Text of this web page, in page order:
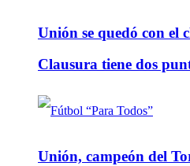
Unión se quedó con el
Clausura tiene dos
Unión, campeón del